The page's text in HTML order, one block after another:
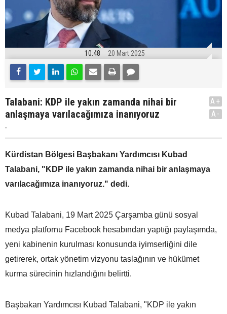
10:48 20 Mart 2025
Talabani: KDP ile yakın zamanda nihai bir
anlaşmaya varılacağımıza inanıyoruz
.
A+
A-
Kürdistan Bölgesi Başbakanı Yardımcısı Kubad
Talabani, "KDP ile yakın zamanda nihai bir anlaşmaya
varılacağımıza inanıyoruz." dedi.
Kubad Talabani, 19 Mart 2025 Çarşamba günü sosyal
medya platfornu Facebook hesabından yaptığı paylaşımda,
yeni kabinenin kurulması konusunda iyimserliğini dile
getirerek, ortak yönetim vizyonu taslağının ve hükümet
kurma sürecinin hızlandığını belirtti.
Başbakan Yardımcısı Kubad Talabani, "KDP ile yakın